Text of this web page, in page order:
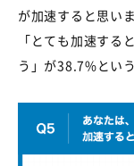
が加速すると思い
「とても加速する
う」が38.7%とい